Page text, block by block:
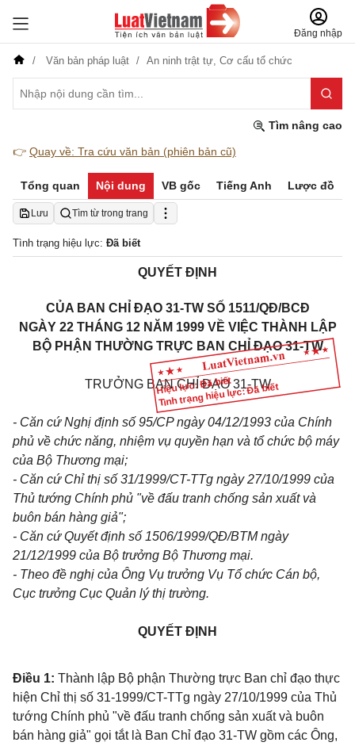
Đăng nhập
Văn bản pháp luật An ninh trật tự, Cơ cấu tổ chức
Tìm nâng cao
👉 Quay về: Tra cứu văn bản (phiên bản cũ)
Tổng quan Nội dung VB gốc Tiếng Anh Lược đồ
Lưu Tìm từ trong trang
Tình trạng hiệu lực: Đã biết
Hiệu lực: Đã biết
Tình trạng hiệu lực: Đã biết
QUYẾT ĐỊNH
CỦA BAN CHỈ ĐẠO 31-TW SỐ 1511/QĐ/BCĐ
NGÀY 22 THÁNG 12 NĂM 1999 VỀ VIỆC THÀNH LẬP
BỘ PHẬN THƯỜNG TRỰC BAN CHỈ ĐẠO 31-TW
TRƯỞNG BAN CHỈ ĐẠO 31-TW
- Căn cứ Nghị định số 95/CP ngày 04/12/1993 của Chính
phủ về chức năng, nhiệm vụ quyền hạn và tổ chức bộ máy
của Bộ Thương mại;
- Căn cứ Chỉ thị số 31/1999/CT-TTg ngày 27/10/1999 của
Thủ tướng Chính phủ "về đấu tranh chống sản xuất và
buôn bán hàng giả";
- Căn cứ Quyết định số 1506/1999/QĐ/BTM ngày
21/12/1999 của Bộ trưởng Bộ Thương mại.
- Theo đề nghị của Ông Vụ trưởng Vụ Tổ chức Cán bộ,
Cục trưởng Cục Quản lý thị trường.
QUYẾT ĐỊNH
Điều 1: Thành lập Bộ phận Thường trực Ban chỉ đạo thực
hiện Chỉ thị số 31-1999/CT-TTg ngày 27/10/1999 của Thủ
tướng Chính phủ "về đấu tranh chống sản xuất và buôn
bán hàng giả" gọi tắt là Ban Chỉ đạo 31-TW gồm các Ông,